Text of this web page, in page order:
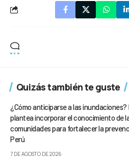
Quizás también te guste
¿Cómo anticiparse a las inundaciones?
plantea incorporar el conocimiento de
comunidades para fortalecer la
Perú
7 DE AGOSTO DE 2026